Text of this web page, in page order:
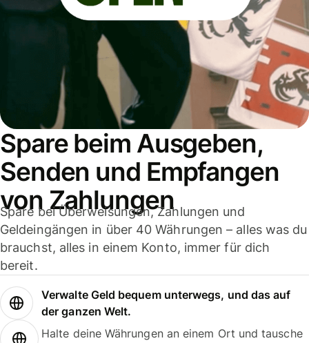
Spare beim Ausgeben,
Senden und Empfangen
von Zahlungen
Spare bei Überweisungen, Zahlungen und
Geldeingängen in über 40 Währungen – alles was du
brauchst, alles in einem Konto, immer für dich
bereit.
Verwalte Geld bequem unterwegs, und das auf
der ganzen Welt.
Halte deine Währungen an einem Ort und tausche